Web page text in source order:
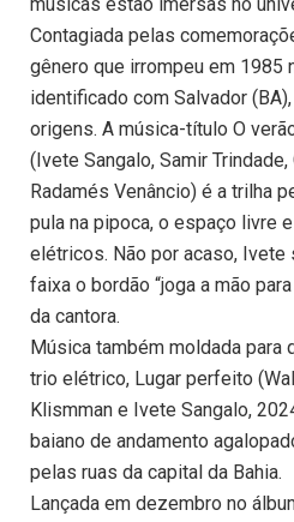
Contagiada pelas
gênero que irrompeu em 1985
identificado com Salvador
origens. A música-título O
(Ivete Sangalo, Samir Trindade,
Radamés Venâncio) é a trilha
pula na pipoca, o espaço livre
elétricos. Não por acaso,
faixa o bordão “joga a mão
da cantora.
Música também moldada para
trio elétrico, Lugar perfeito
Klismman e Ivete Sangalo,
baiano de andamento
pelas ruas da capital da Bahia.
Lançada em dezembro no